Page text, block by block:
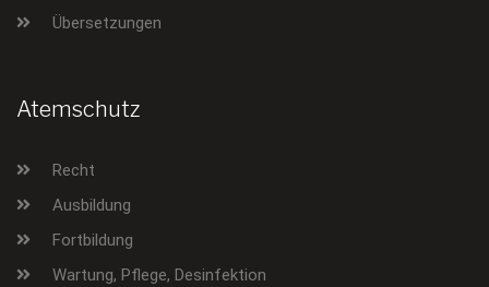
Übersetzungen
Atemschutz
Recht
Ausbildung
Fortbildung
Wartung, Pflege, Desinfektion